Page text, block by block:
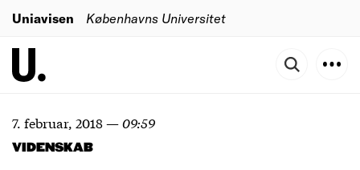
Uniavisen Københavns Universitet
7. februar, 2018—09:59
VIDENSKAB